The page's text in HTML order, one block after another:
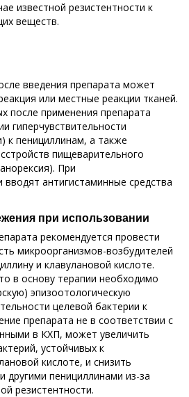
известной резистентности к
веществ.
введения препарата может
или местные реакции тканей.
после применения препарата
гиперчувствительности
к пенициллинам, а также
пищеварительного
При
вводят антигистаминные средства
при использовании
рекомендуется провести
микроорганизмов-возбудителей
и клавулановой кислоте.
в основу терапии необходимо
эпизоотологическую
целевой бактерии к
препарата не в соответствии с
в КХП, может увеличить
устойчивых к
кислоте, и снизить
другими пенициллинами из-за
резистентности.